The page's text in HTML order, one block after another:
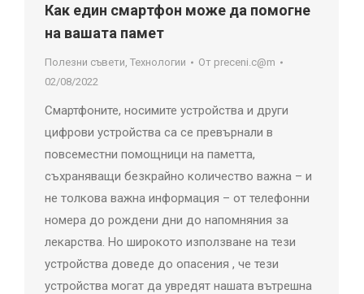
Как един смартфон може да помогне
на вашата памет
Полезни съвети Технологии От preceni.c@m
02/08/2022
Смартфоните, носимите устройства и други
цифрови устройства са се превърнали в
повсеместни помощници на паметта,
съхраняващи безкрайно количество важна – и
не толкова важна информация – от телефонни
номера до рождени дни до напомняния за
лекарства. Но широкото използване на тези
устройства доведе до опасения , че тези
устройства могат да увредят нашата вътрешна